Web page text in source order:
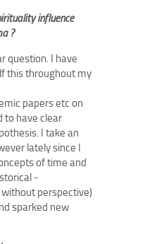
influence
?
question. I have
this throughout my
papers etc on
to have clear
I take an
lately since I
of time and
-
perspective)
sparked new